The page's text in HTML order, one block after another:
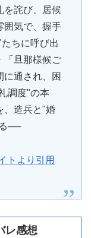
を詫び、居候
囲気で、握手
ちに呼び出
「旦那様候ご
に通され、困
調度"の本
、造兵と"婚
──
トより引用
レ感想